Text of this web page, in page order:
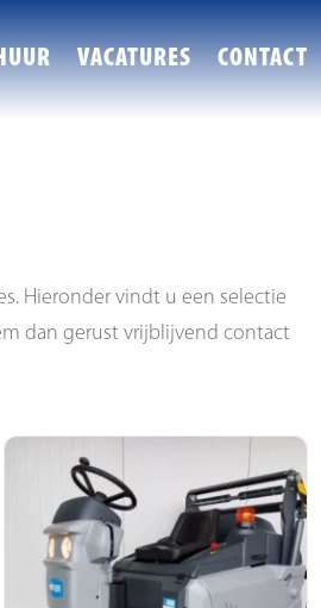
VACATURES CONTACT
Hieronder vindt u een selectie
dan gerust vrijblijvend contact